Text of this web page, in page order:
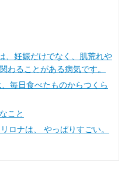
、妊娠だけでなく、肌荒れや
わることがある病気です。
毎日食べたものからつくら
こと
ロナは、 やっぱりすごい。